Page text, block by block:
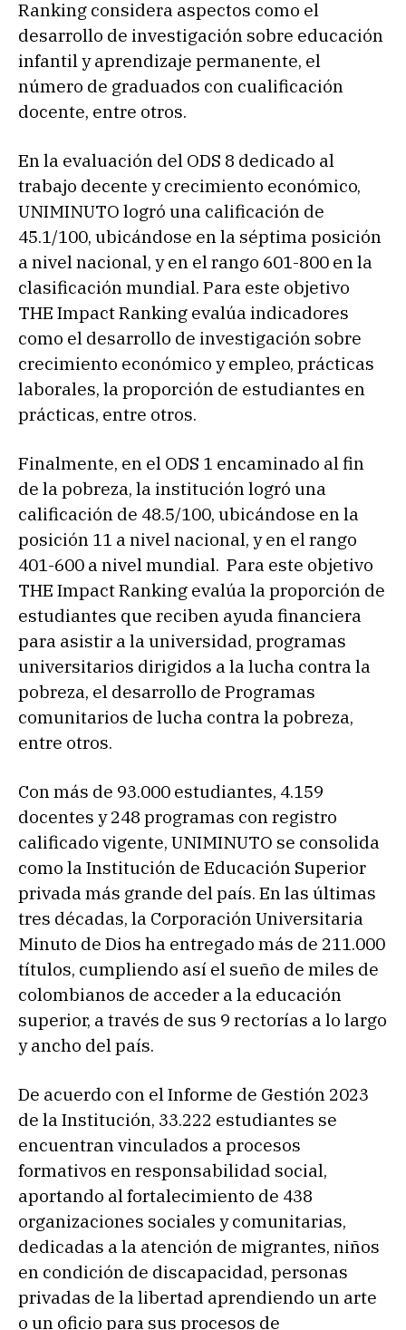
Ranking considera aspectos como el
desarrollo de investigación sobre educación
infantil y aprendizaje permanente, el
número de graduados con cualificación
docente, entre otros.
En la evaluación del ODS 8 dedicado al
trabajo decente y crecimiento económico,
UNIMINUTO logró una calificación de
45.1/100, ubicándose en la séptima posición
a nivel nacional, y en el rango 601-800 en la
clasificación mundial. Para este objetivo
THE Impact Ranking evalúa indicadores
como el desarrollo de investigación sobre
crecimiento económico y empleo, prácticas
laborales, la proporción de estudiantes en
prácticas, entre otros.
Finalmente, en el ODS 1 encaminado al fin
de la pobreza, la institución logró una
calificación de 48.5/100, ubicándose en la
posición 11 a nivel nacional, y en el rango
401-600 a nivel mundial. Para este objetivo
THE Impact Ranking evalúa la proporción de
estudiantes que reciben ayuda financiera
para asistir a la universidad, programas
universitarios dirigidos a la lucha contra la
pobreza, el desarrollo de Programas
comunitarios de lucha contra la pobreza,
entre otros.
Con más de 93.000 estudiantes, 4.159
docentes y 248 programas con registro
calificado vigente, UNIMINUTO se consolida
como la Institución de Educación Superior
privada más grande del país. En las últimas
tres décadas, la Corporación Universitaria
Minuto de Dios ha entregado más de 211.000
títulos, cumpliendo así el sueño de miles de
colombianos de acceder a la educación
superior, a través de sus 9 rectorías a lo largo
y ancho del país.
De acuerdo con el Informe de Gestión 2023
de la Institución, 33.222 estudiantes se
encuentran vinculados a procesos
formativos en responsabilidad social,
aportando al fortalecimiento de 438
organizaciones sociales y comunitarias,
dedicadas a la atención de migrantes, niños
en condición de discapacidad, personas
privadas de la libertad aprendiendo un arte
o un oficio para sus procesos de